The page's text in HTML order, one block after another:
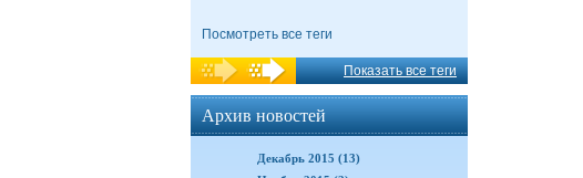
Посмотреть все теги
Показать все теги
Архив новостей
Декабрь 2015 (13)